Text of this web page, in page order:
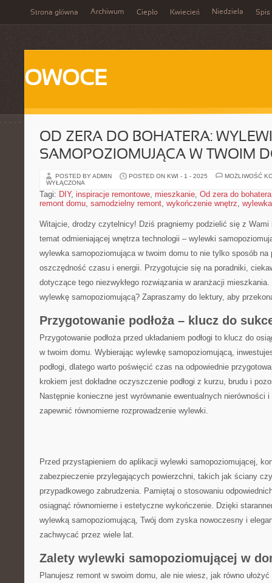
Strona główna Archiwum Ciepło Kwiecień Niedziela Spis
OWOCE
OD ZERA DO BOHATERA:
SAMOPOZIOMUJĄCA W TWOIM
POSTED BY ADMIN POSTED ON KWI - 1 - 2025
MOŻLIWOŚĆ
WYŁĄCZONA
Tagi: DIY, inspiracje remontowe, mieszkanie, Od zera do bohatera
remont domu, samodzielny remont, wykończenie wnętrz,
Witajcie, drodzy czytelnicy! Dziś⁣ pragniemy podzielić się⁣ z⁣ Wami
temat odmieniającej⁢ wnętrza technologii – wylewki
wylewka samopoziomująca w twoim domu to ​nie tylko sposób
oszczędność czasu i energii. Przygotujcie się⁣ na‍ poradniki,
dotyczące tego⁢ niezwykłego rozwiązania w ⁣aranżacji
wylewkę​ samopoziomującą?‌ Zapraszamy do lektury, aby
Przygotowanie podłoża – ⁢klucz do⁣
Przygotowanie podłoża ⁤przed układaniem podłogi‍ to klucz do
w twoim‌ domu. Wybierając wylewkę samopoziomującą,
podłogi, dlatego warto poświęcić czas na odpowiednie
krokiem jest‍ dokładne⁣ oczyszczenie podłogi z kurzu,‌ brudu i
Następnie ⁢konieczne jest wyrównanie ewentualnych nierówności
zapewnić‌ równomierne rozprowadzenie wylewki.
Przed przystąpieniem do aplikacji wylewki samopoziomującej,
zabezpieczenie przylegających powierzchni, takich jak⁤ ściany
przypadkowego zabrudzenia. Pamiętaj o stosowaniu
osiągnąć równomierne i estetyczne wykończenie. Dzięki
wylewką⁤ samopoziomującą, Twój dom zyska nowoczesny i
zachwycać⁤ przez wiele lat.
Zalety wylewki samopoziomującej w
Planujesz remont w swoim domu, ‌ale⁤ nie wiesz, jak ‌równo ułożyć